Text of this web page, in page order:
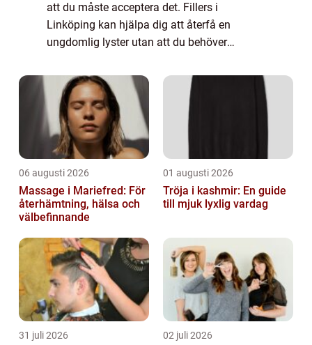
att du måste acceptera det. Fillers i
Linköping kan hjälpa dig att återfå en
ungdomlig lyster utan att du behöver
06 augusti 2026
Massage i Mariefred: För
återhämtning, hälsa och
välbefinnande
01 augusti 2026
Tröja i kashmir: En guide
till mjuk lyxlig vardag
31 juli 2026 02 juli 2026